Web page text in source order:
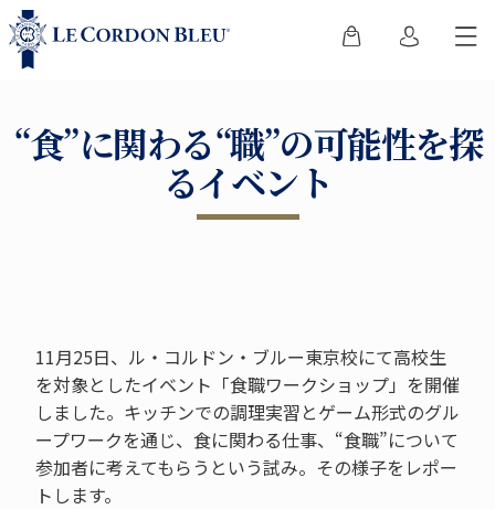
“食”に関わる“職”の可能性を探
るイベント
11月25日、ル・コルドン・ブルー東京校にて高校生
を対象としたイベント「食職ワークショップ」を開催
しました。キッチンでの調理実習とゲーム形式のグル
ープワークを通じ、食に関わる仕事、“食職”について
参加者に考えてもらうという試み。その様子をレポー
トします。